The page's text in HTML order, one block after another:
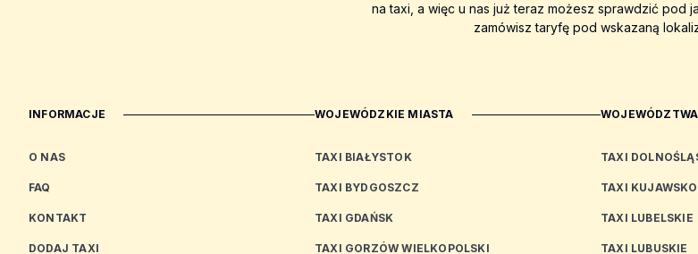
na taxi, a więc u nas już teraz możesz sprawdzić pod
zamówisz taryfę pod wskazaną
INFORMACJE
O NAS
FAQ
KONTAKT
DODAJ TAXI
WOJEWÓDZKIE MIASTA
TAXI BIAŁYSTOK
TAXI BYDGOSZCZ
TAXI GDAŃSK
TAXI GORZÓW WIELKOPOLSKI
WOJEWÓDZTWA
TAXI
TAXI
TAXI LUBELSKIE
TAXI LUBUSKIE